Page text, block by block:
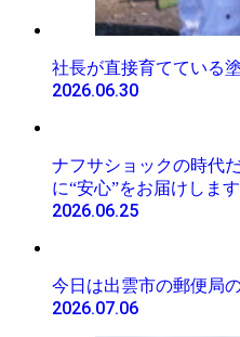
社長が直接育てている
2026.06.30
ナフサショックの時代
に“安心”をお届けします
2026.06.25
今日は出雲市の郵便局
2026.07.06